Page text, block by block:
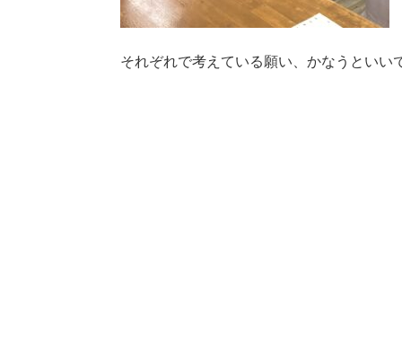
それぞれで考えている願い、かなうといい